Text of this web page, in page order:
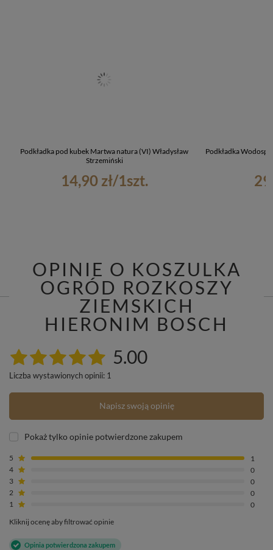
Podkładka pod kubek Martwa natura (VI) Władysław
Strzemiński
14,90 zł/1szt.
Podkładka
OPINIE O KOSZULKA
OGRÓD ROZKOSZY
ZIEMSKICH
HIERONIM BOSCH
5.00
Liczba wystawionych opinii: 1
Napisz swoją opinię
Pokaż tylko opinie potwierdzone zakupem
5
1
4
0
3
0
2
0
1
0
Kliknij ocenę aby filtrować opinie
Opinia potwierdzona zakupem